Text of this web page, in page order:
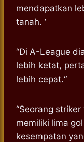
mendapatkan
tanah. ‘
“Di A-League
lebih ketat,
lebih cepat.“
“Seorang
memiliki lima
kesempatan